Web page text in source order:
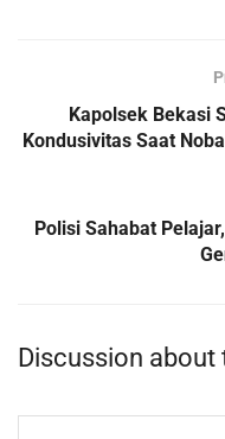
Kapolsek Bekasi
Kondusivitas Saat
Polisi Sahabat
Discussion about